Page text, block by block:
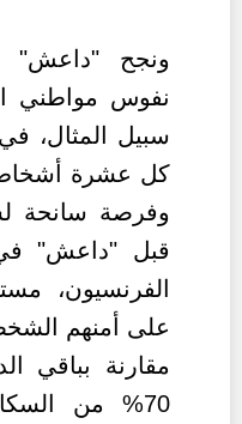
ونجح
نفوس مواطني
سبيل المثال،
كل عشرة أشخاص
وفرصة سانحة
قبل "داعش" في
الفرنسيون،
على أمنهم
مقارنة بباقي
70% من